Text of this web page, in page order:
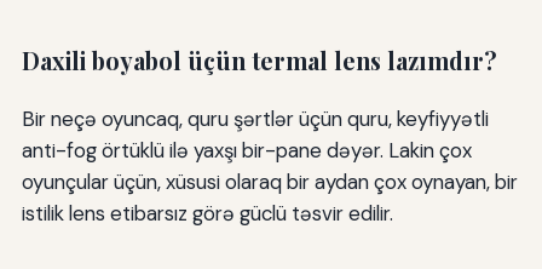
Daxili boyabol üçün termal lens lazımdır?
Bir neçə oyuncaq, quru şərtlər üçün quru, keyfiyyətli
anti-fog örtüklü ilə yaxşı bir-pane dəyər. Lakin çox
oyunçular üçün, xüsusi olaraq bir aydan çox oynayan, bir
istilik lens etibarsız görə güclü təsvir edilir.